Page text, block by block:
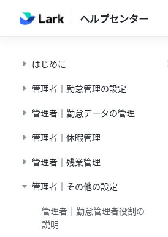
ヘルプセンター
はじめに
管理者｜勤怠管理の設定
管理者｜勤怠データの管理
管理者｜休暇管理
管理者｜残業管理
管理者｜その他の設定
管理者｜勤怠管理者役割の
説明